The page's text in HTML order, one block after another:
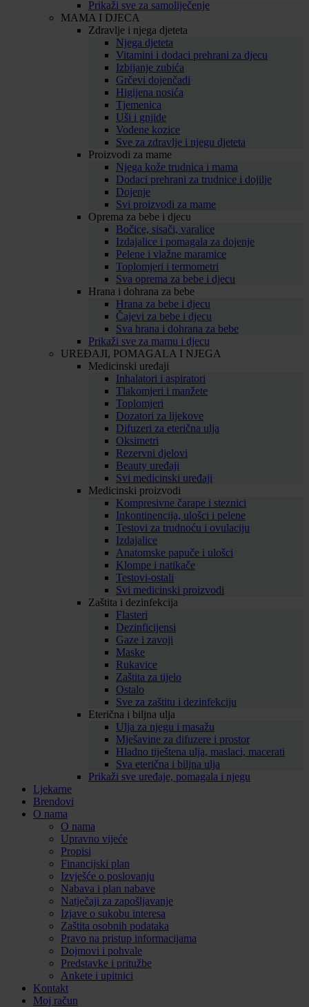
Prikaži sve za samoliječenje
MAMA I DJECA
Zdravlje i njega djeteta
Njega djeteta
Vitamini i dodaci prehrani za djecu
Izbijanje zubića
Grčevi dojenčadi
Higijena nosića
Tjemenica
Uši i gnjide
Vodene kozice
Sve za zdravlje i njegu djeteta
Proizvodi za mame
Njega kože trudnica i mama
Dodaci prehrani za trudnice i dojilje
Dojenje
Svi proizvodi za mame
Oprema za bebe i djecu
Bočice, sisači, varalice
Izdajalice i pomagala za dojenje
Pelene i vlažne maramice
Toplomjeri i termometri
Sva oprema za bebe i djecu
Hrana i dohrana za bebe
Hrana za bebe i djecu
Čajevi za bebe i djecu
Sva hrana i dohrana za bebe
Prikaži sve za mamu i djecu
UREĐAJI, POMAGALA I NJEGA
Medicinski uređaji
Inhalatori i aspiratori
Tlakomjeri i manžete
Toplomjeri
Dozatori za lijekove
Difuzeri za eterična ulja
Oksimetri
Rezervni djelovi
Beauty uređaji
Svi medicinski uređaji
Medicinski proizvodi
Kompresivne čarape i steznici
Inkontinencija, ulošci i pelene
Testovi za trudnoću i ovulaciju
Izdajalice
Anatomske papuče i ulošci
Klompe i natikače
Testovi-ostali
Svi medicinski proizvodi
Zaštita i dezinfekcija
Flasteri
Dezinficijensi
Gaze i zavoji
Maske
Rukavice
Zaštita za tijelo
Ostalo
Sve za zaštitu i dezinfekciju
Eterična i biljna ulja
Ulja za njegu i masažu
Mješavine za difuzere i prostor
Hladno tiještena ulja, maslaci, macerati
Sva eterična i biljna ulja
Prikaži sve uređaje, pomagala i njegu
Ljekarne
Brendovi
O nama
O nama
Upravno vijeće
Propisi
Financijski plan
Izvješće o poslovanju
Nabava i plan nabave
Natječaji za zapošljavanje
Izjave o sukobu interesa
Zaštita osobnih podataka
Pravo na pristup informacijama
Dojmovi i pohvale
Predstavke i pritužbe
Ankete i upitnici
Kontakt
Moj račun